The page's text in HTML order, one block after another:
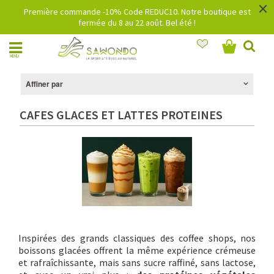
Première commande -10% Code REDUC10. Notre boutique est
fermée du 8 au 22 août. Bel été !
×
MENU
Affiner par
CAFES GLACES ET LATTES PROTEINES
Inspirées des grands classiques des coffee shops, nos
boissons glacées offrent la même expérience crémeuse
et rafraîchissante, mais sans sucre raffiné, sans lactose,